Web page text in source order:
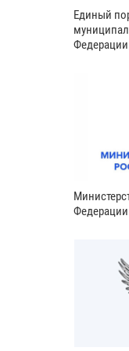
Единый
Федерации
Федерации